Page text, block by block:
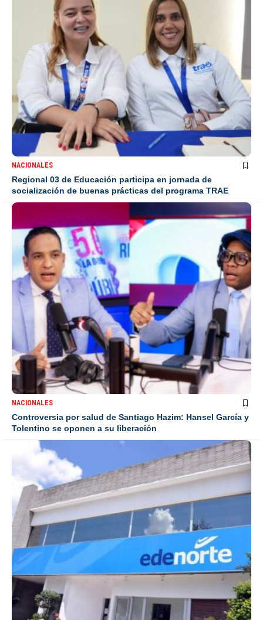
NACIONALES
Regional 03 de Educación participa en jornada de
socialización de buenas prácticas del programa TRAE
NACIONALES
Controversia por salud de Santiago Hazim: Hansel García y
Tolentino se oponen a su liberación